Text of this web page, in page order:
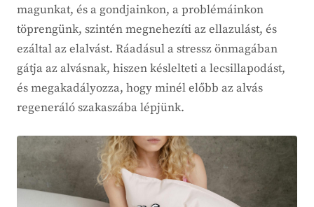
magunkat, és a gondjainkon, a problémáinkon
töprengünk, szintén megnehezíti az ellazulást, és
ezáltal az elalvást. Ráadásul a stressz önmagában
gátja az alvásnak, hiszen késlelteti a lecsillapodást,
és megakadályozza, hogy minél előbb az alvás
regeneráló szakaszába lépjünk.